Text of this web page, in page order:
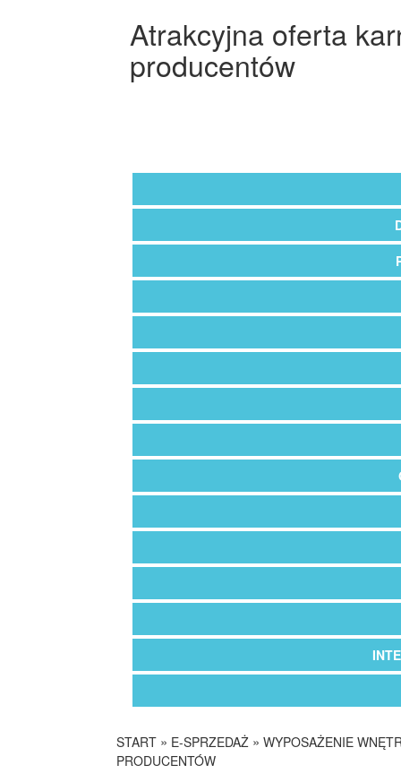
Atrakcyjna oferta
producentów
START » E-SPRZEDAŻ » WYPOSAŻENIE
PRODUCENTÓW